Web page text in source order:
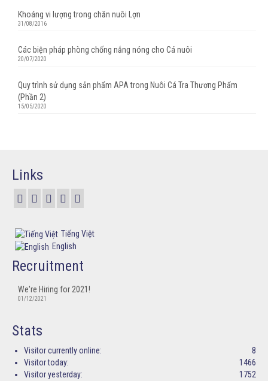
Khoáng vi lượng trong chăn nuôi Lợn
31/08/2016
Các biện pháp phòng chống nắng nóng cho Cá nuôi
20/07/2020
Quy trình sử dụng sản phẩm APA trong Nuôi Cá Tra Thương Phẩm
(Phần 2)
15/05/2020
Links
Tiếng Việt
English
Recruitment
We're Hiring for 2021!
01/12/2021
Stats
8
Visitor currently online:
1466
Visitor today:
1752
Visitor yesterday: